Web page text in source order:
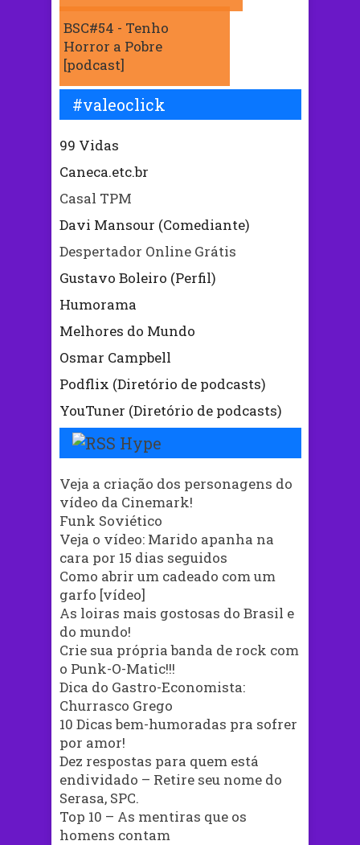
BSC#54 - Tenho
Horror a Pobre
[podcast]
#valeoclick
99 Vidas
Caneca.etc.br
Casal TPM
Davi Mansour (Comediante)
Despertador Online Grátis
Gustavo Boleiro (Perfil)
Humorama
Melhores do Mundo
Osmar Campbell
Podflix (Diretório de podcasts)
YouTuner (Diretório de podcasts)
Hype
Veja a criação dos personagens do
vídeo da Cinemark!
Funk Soviético
Veja o vídeo: Marido apanha na
cara por 15 dias seguidos
Como abrir um cadeado com um
garfo [vídeo]
As loiras mais gostosas do Brasil e
do mundo!
Crie sua própria banda de rock com
o Punk-O-Matic!!!
Dica do Gastro-Economista:
Churrasco Grego
10 Dicas bem-humoradas pra sofrer
por amor!
Dez respostas para quem está
endividado – Retire seu nome do
Serasa, SPC.
Top 10 – As mentiras que os
homens contam